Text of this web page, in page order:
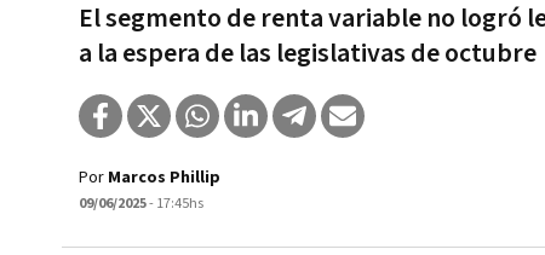
El segmento de renta variable no logró
a la espera de las legislativas de octubre
Por Marcos Phillip
09/06/2025- 17:45hs